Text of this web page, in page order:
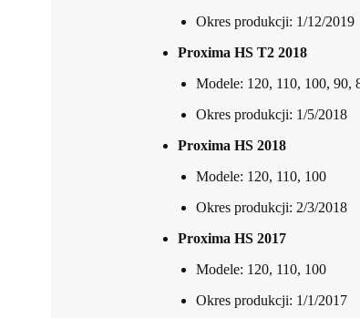
Okres produkcji: 1/12/2019
Proxima HS T2 2018
Modele: 120, 110, 100, 90,
Okres produkcji: 1/5/2018
Proxima HS 2018
Modele: 120, 110, 100
Okres produkcji: 2/3/2018
Proxima HS 2017
Modele: 120, 110, 100
Okres produkcji: 1/1/2017